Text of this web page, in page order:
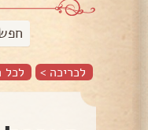
לכריכה > לכל